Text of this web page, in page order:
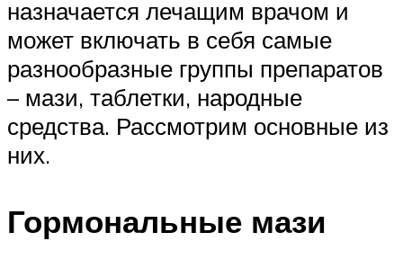
назначается лечащим врачом и
может включать в себя самые
разнообразные группы препаратов
– мази, таблетки, народные
средства. Рассмотрим основные из
них.
Гормональные мази